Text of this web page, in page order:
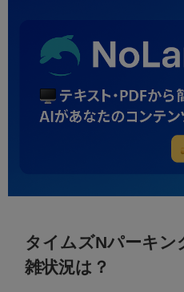
タイムズNパーキン
雑状況は？